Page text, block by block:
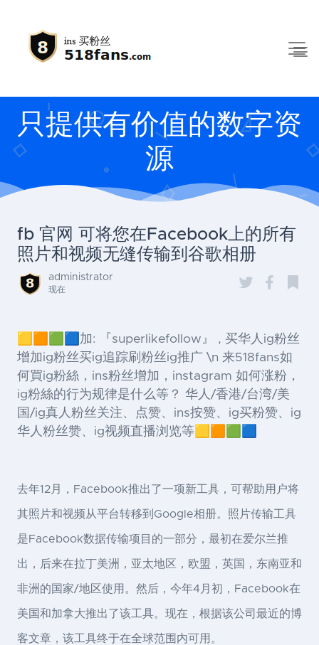
只提供有价值的数字资
源
fb 官网 可将您在Facebook上的所有
照片和视频无缝传输到谷歌相册
administrator
现在
🟨🟧🟩🟦加: 『superlikefollow』 , 买华人ig粉丝
增加ig粉丝买ig追踪刷粉丝ig推广 \n 来518fans如
何買ig粉絲，ins粉丝增加，instagram 如何涨粉，
ig粉絲的行为规律是什么等？ 华人/香港/台湾/美
国/ig真人粉丝关注、点赞、ins按赞、ig买粉赞、ig
华人粉丝赞、ig视频直播浏览等🟨🟧🟩🟦
去年12月，Facebook推出了一项新工具，可帮助用户将
其照片和视频从平台转移到Google相册。照片传输工具
是Facebook数据传输项目的一部分，最初在爱尔兰推
出，后来在拉丁美洲，亚太地区，欧盟，英国，东南亚和
非洲的国家/地区使用。然后，今年4月初，Facebook在
美国和加拿大推出了该工具。现在，根据该公司最近的博
客文章，该工具终于在全球范围内可用。